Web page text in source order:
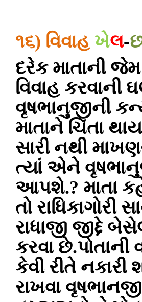
૧૬) વિવાહ ખેલ-
દરેક માતાની
વિવાહ કરવાની
વૃષભાનુજીની
માતાને ચિંતા
સારી નથી
ત્યાં એને
આપશે.? માતા કહે
તો રાધિકાગોરી
રાધાજી જીદ્દે
કરવા છે.પોતાની
કેવી રીતે
રાખવા